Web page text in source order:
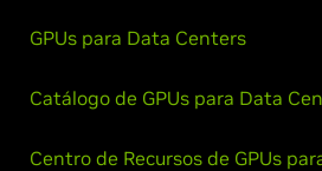
GPUs para Data Centers
Catálogo de GPUs para Data
Centro de Recursos de GPUs